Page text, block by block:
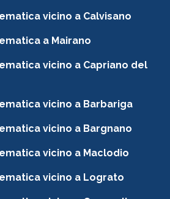
vicino a Calvisano
a Mairano
vicino a Capriano del
vicino a Barbariga
vicino a Bargnano
vicino a Maclodio
vicino a Lograto